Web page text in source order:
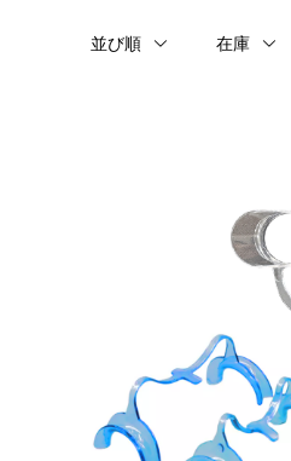
並び順 在庫